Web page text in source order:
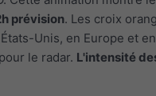
prévision. Les croix
Unis, en Europe et
le radar. L'intensité